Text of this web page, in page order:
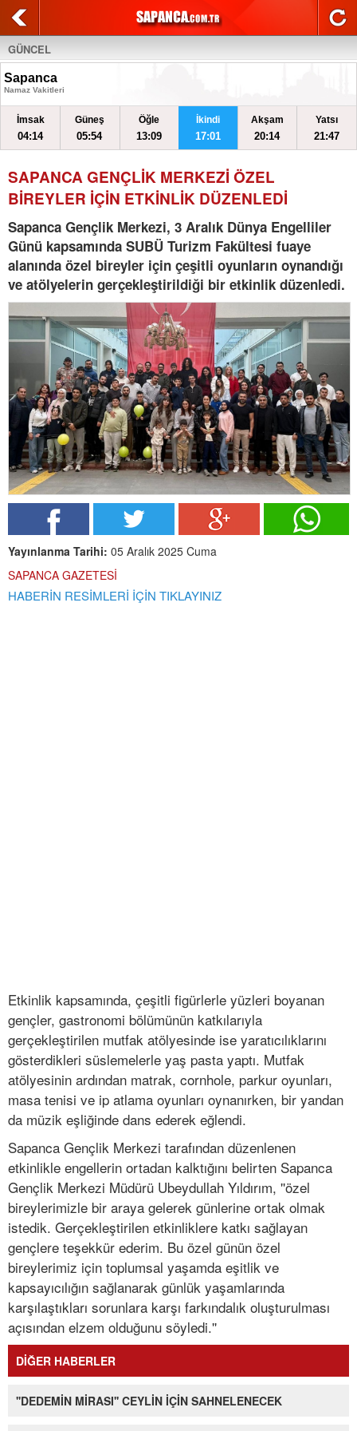
GÜNCEL
Sapanca
Namaz Vakitleri
İmsak
04:14
Güneş
05:54
Öğle
13:09
İkindi
17:01
Akşam
20:14
Yatsı
21:47
SAPANCA GENÇLİK MERKEZİ ÖZEL
BİREYLER İÇİN ETKİNLİK DÜZENLEDİ
Sapanca Gençlik Merkezi, 3 Aralık Dünya Engelliler
Günü kapsamında SUBÜ Turizm Fakültesi fuaye
alanında özel bireyler için çeşitli oyunların oynandığı
ve atölyelerin gerçekleştirildiği bir etkinlik düzenledi.
Yayınlanma Tarihi: 05 Aralık 2025 Cuma
SAPANCA GAZETESİ
HABERİN RESİMLERİ İÇİN TIKLAYINIZ
Etkinlik kapsamında, çeşitli figürlerle yüzleri boyanan
gençler, gastronomi bölümünün katkılarıyla
gerçekleştirilen mutfak atölyesinde ise yaratıcılıklarını
gösterdikleri süslemelerle yaş pasta yaptı. Mutfak
atölyesinin ardından matrak, cornhole, parkur oyunları,
masa tenisi ve ip atlama oyunları oynanırken, bir yandan
da müzik eşliğinde dans ederek eğlendi.
Sapanca Gençlik Merkezi tarafından düzenlenen
etkinlikle engellerin ortadan kalktığını belirten Sapanca
Gençlik Merkezi Müdürü Ubeydullah Yıldırım, ''özel
bireylerimizle bir araya gelerek günlerine ortak olmak
istedik. Gerçekleştirilen etkinliklere katkı sağlayan
gençlere teşekkür ederim. Bu özel günün özel
bireylerimiz için toplumsal yaşamda eşitlik ve
kapsayıcılığın sağlanarak günlük yaşamlarında
karşılaştıkları sorunlara karşı farkındalık oluşturulması
açısından elzem olduğunu söyledi.''
DİĞER HABERLER
''DEDEMİN MİRASI'' CEYLİN İÇİN SAHNELENECEK